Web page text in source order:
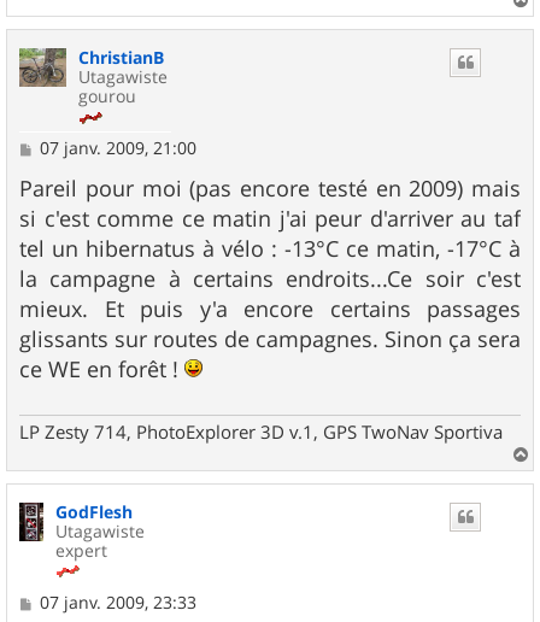
a
ChristianB
Utagawiste
gourou
M
s
s
a
g
e
07 janv. 2009, 21:00
Pareil pour moi (pas encore testé en 2009) mais
si c'est comme ce matin j'ai peur d'arriver au taf
tel un hibernatus à vélo : -13°C ce matin, -17°C à
la campagne à certains endroits...Ce soir c'est
mieux. Et puis y'a encore certains passages
glissants sur routes de campagnes. Sinon ça sera
ce WE en forêt !
LP Zesty 714, PhotoExplorer 3D v.1, GPS TwoNav Sportiva
a
GodFlesh
Utagawiste
expert
M
07 janv. 2009, 23:33